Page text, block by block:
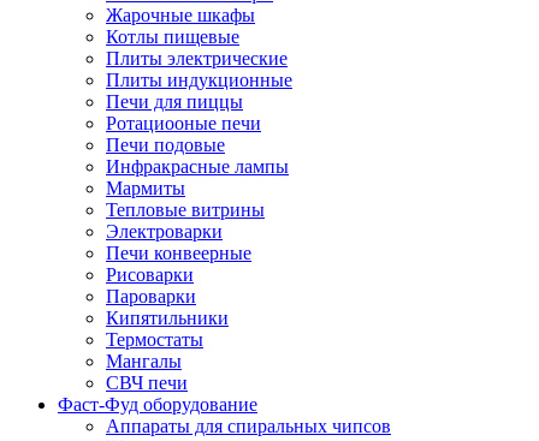
Жарочные шкафы
Котлы пищевые
Плиты электрические
Плиты индукционные
Печи для пиццы
Ротациооные печи
Печи подовые
Инфракрасные лампы
Мармиты
Тепловые витрины
Электроварки
Печи конвеерные
Рисоварки
Пароварки
Кипятильники
Термостаты
Мангалы
СВЧ печи
Фаст-Фуд оборудование
Аппараты для спиральных чипсов